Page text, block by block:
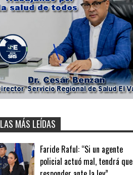
LAS MÁS LEÍDAS
Faride Raful: “Si un agente
policial actuó mal, tendrá que